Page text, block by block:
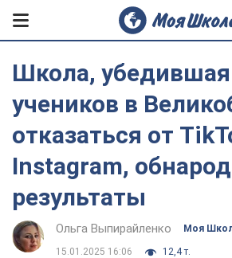
Школа, убедившая
учеников в
отказаться от
Instagram,
результаты
Ольга Выпирайленко Моя
15.01.2025 16:06 12,4 т.